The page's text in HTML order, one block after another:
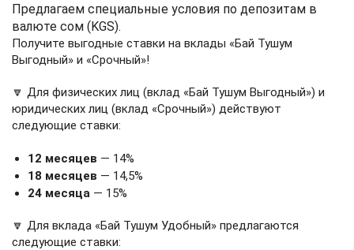
Предлагаем специальные условия по депозитам в
валюте сом (KGS).
Получите выгодные ставки на вклады «Бай Тушум
Выгодный» и «Срочный»!
🔽 Для физических лиц (вклад «Бай Тушум Выгодный») и
юридических лиц (вклад «Срочный») действуют
следующие ставки:
12 месяцев — 14%
18 месяцев — 14,5%
24 месяца — 15%
🔽 Для вклада «Бай Тушум Удобный» предлагаются
следующие ставки: